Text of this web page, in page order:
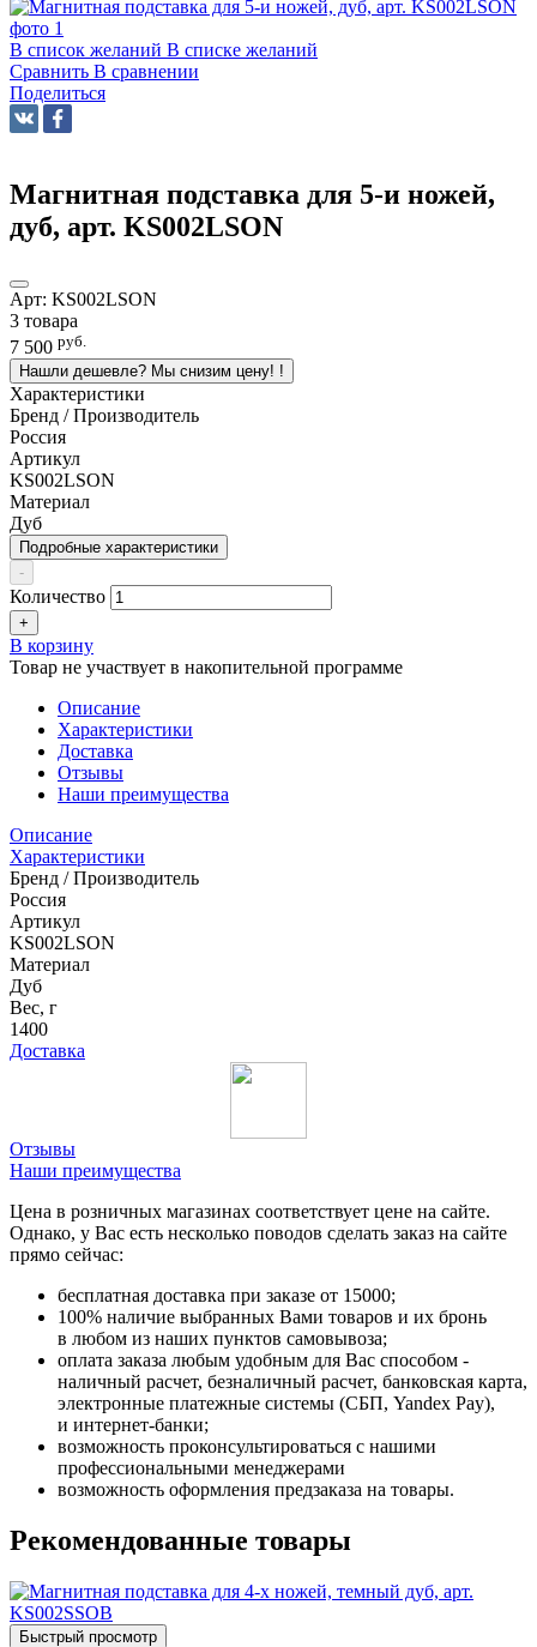
В список желаний В списке желаний
Сравнить В сравнении
Поделиться
Магнитная подставка для 5-и ножей,
дуб, арт. KS002LSON
Арт: KS002LSON
3 товара
7 500 руб.
Нашли дешевле? Мы снизим цену! !
Характеристики
Бренд / Производитель
Россия
Артикул
KS002LSON
Материал
Дуб
Подробные характеристики
-
Количество
+
В корзину
Товар не участвует в накопительной программе
Описание
Характеристики
Доставка
Отзывы
Наши преимущества
Описание
Характеристики
Бренд / Производитель
Россия
Артикул
KS002LSON
Материал
Дуб
Вес, г
1400
Доставка
Отзывы
Наши преимущества
Цена в розничных магазинах соответствует цене на сайте.
Однако, у Вас есть несколько поводов сделать заказ на сайте
прямо сейчас:
бесплатная доставка при заказе от 15000;
100% наличие выбранных Вами товаров и их бронь
в любом из наших пунктов самовывоза;
оплата заказа любым удобным для Вас способом -
наличный расчет, безналичный расчет, банковская карта,
электронные платежные системы (СБП, Yandex Pay),
и интернет-банки;
возможность проконсультироваться с нашими
профессиональными менеджерами
возможность оформления предзаказа на товары.
Рекомендованные товары
Быстрый просмотр